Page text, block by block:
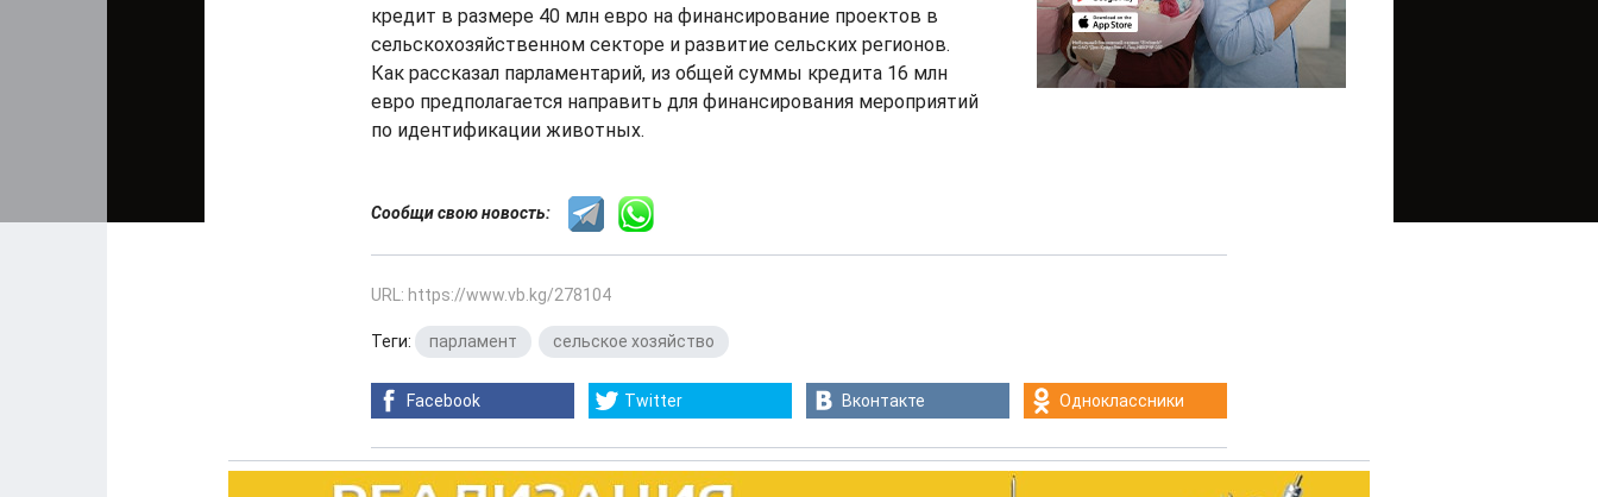
кредит в размере 40 млн евро на финансирование проектов в
сельскохозяйственном секторе и развитие сельских регионов.
Как рассказал парламентарий, из общей суммы кредита 16 млн
евро предполагается направить для финансирования мероприятий
по идентификации животных.
Сообщи свою новость:
URL: https://www.vb.kg/278104
Теги: парламент сельское хозяйство
Facebook Twitter Вконтакте Одноклассники